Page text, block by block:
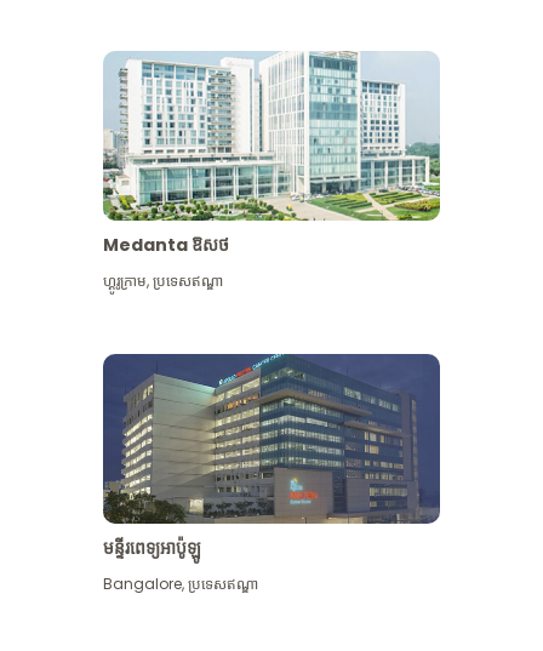
មើល​ច្រើន​ទៀត
Medanta ឱសថ
ហ្គូរូក្រាម,ប្រទេសឥណ្ឌា
មន្ទីរពេទ្យអាប៉ូឡូ
Bangalore,ប្រទេសឥណ្ឌា